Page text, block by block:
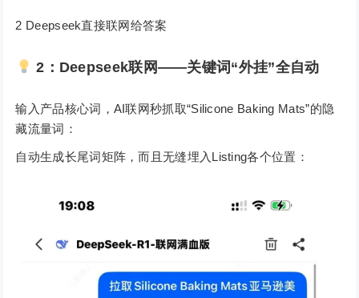
2 Deepseek直接联网给答案
2：Deepseek联网——关键词“外挂”全自动
输入产品核心词，AI联网秒抓取“Silicone Baking Mats”的隐
藏流量词：
自动生成长尾词矩阵，而且无缝埋入Listing各个位置：